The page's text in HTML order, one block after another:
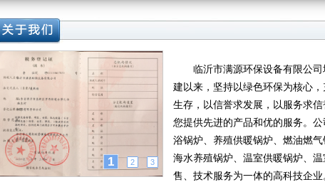
1 2 3
临沂市满源环保设备有限公司
建以来，坚持以绿色环保为核心
生存，以信誉求发展，以服务求
您提供先进的产品和优的服务。
浴锅炉、养殖供暖锅炉、燃油燃
海水养殖锅炉、温室供暖锅炉、
售、技术服务为一体的高科技企